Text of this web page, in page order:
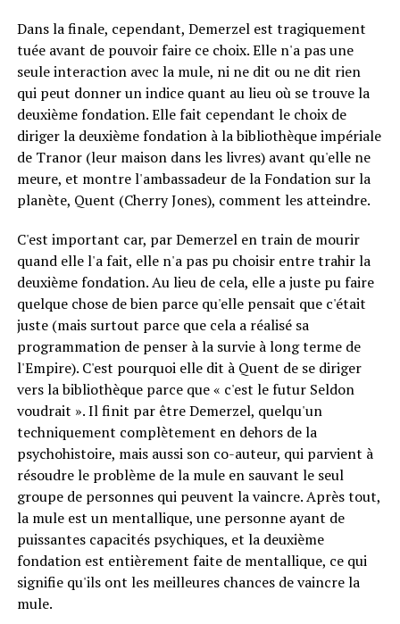
Dans la finale, cependant, Demerzel est tragiquement
tuée avant de pouvoir faire ce choix. Elle n'a pas une
seule interaction avec la mule, ni ne dit ou ne dit rien
qui peut donner un indice quant au lieu où se trouve la
deuxième fondation. Elle fait cependant le choix de
diriger la deuxième fondation à la bibliothèque impériale
de Tranor (leur maison dans les livres) avant qu'elle ne
meure, et montre l'ambassadeur de la Fondation sur la
planète, Quent (Cherry Jones), comment les atteindre.
C'est important car, par Demerzel en train de mourir
quand elle l'a fait, elle n'a pas pu choisir entre trahir la
deuxième fondation. Au lieu de cela, elle a juste pu faire
quelque chose de bien parce qu'elle pensait que c'était
juste (mais surtout parce que cela a réalisé sa
programmation de penser à la survie à long terme de
l'Empire). C'est pourquoi elle dit à Quent de se diriger
vers la bibliothèque parce que « c'est le futur Seldon
voudrait ». Il finit par être Demerzel, quelqu'un
techniquement complètement en dehors de la
psychohistoire, mais aussi son co-auteur, qui parvient à
résoudre le problème de la mule en sauvant le seul
groupe de personnes qui peuvent la vaincre. Après tout,
la mule est un mentallique, une personne ayant de
puissantes capacités psychiques, et la deuxième
fondation est entièrement faite de mentallique, ce qui
signifie qu'ils ont les meilleures chances de vaincre la
mule.